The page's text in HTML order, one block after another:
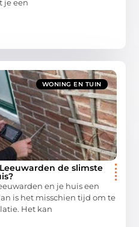
je een
WONING EN TUIN
de slimste
en je huis een
is het misschien tijd om te
Het kan